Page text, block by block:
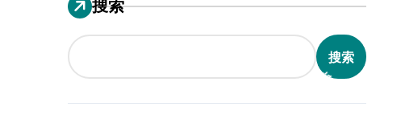
搜索
搜索